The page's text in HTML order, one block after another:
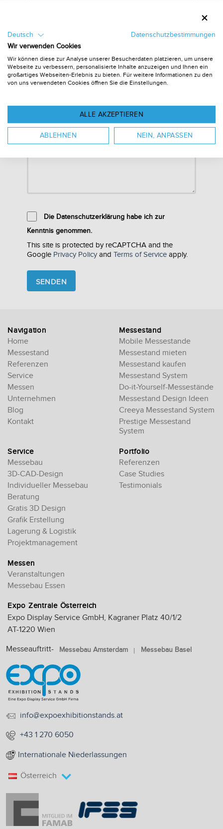
Kommentar
Die Datenschutzerklärung habe ich zur
Kenntnis genommen.
This site is protected by reCAPTCHA and the
Google Privacy Policy and Terms of Service apply.
leave
this
field
Navigation
Home
Messestand
Referenzen
Service
Messen
Unternehmen
Blog
Kontakt
Messestand
Mobile Messestande
Messestand mieten
Messestand kaufen
Messestand System
Do-it-Yourself-Messestände
Messestand Design Ideen
Creeya Messestand System
Prestige Messestand
System
Service
Messebau
3D-CAD-Design
Individueller Messebau
Beratung
Gratis 3D Design
Grafik Erstellung
Lagerung & Logistik
Projektmanagement
Portfolio
Referenzen
Case Studies
Testimonials
Messen
Veranstaltungen
Messebau Essen
Expo Zentrale Österreich
Expo Display Service GmbH, Kagraner Platz 40/1/2
AT-1220 Wien
Messeauftritt- Messebau Amsterdam Messebau Basel
info@expoexhibitionstands.at
+43 1 270 6050
Internationale Niederlassungen
Österreich
Deutsch
Datenschutzbestimmungen
Wir verwenden Cookies
Wir können diese zur Analyse unserer Besucherdaten platzieren, um unsere
Webseite zu verbessern, personalisierte Inhalte anzuzeigen und Ihnen ein
großartiges Webseiten-Erlebnis zu bieten. Für weitere Informationen zu den
von uns verwendeten Cookies öffnen Sie die Einstellungen.
ALLE AKZEPTIEREN
ABLEHNEN NEIN, ANPASSEN